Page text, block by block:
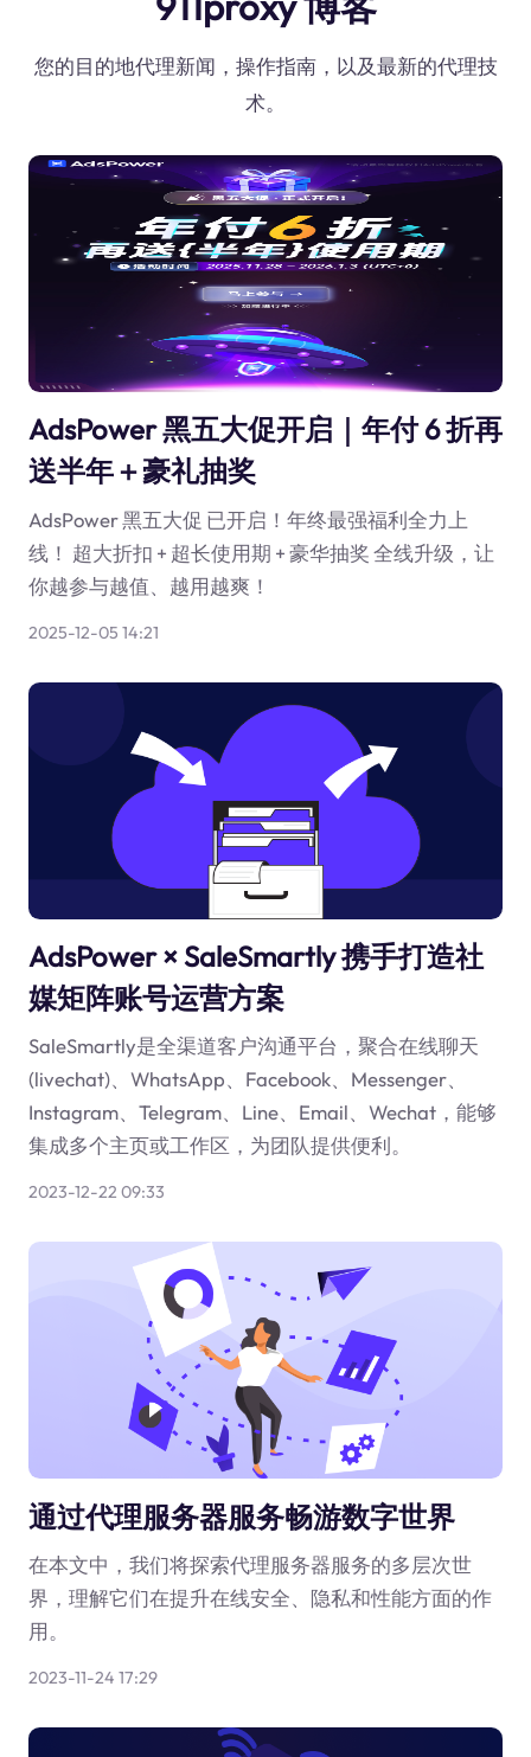
您的目的地代理新闻，操作指南，以及最新的代理技
术。
AdsPower 黑五大促开启｜年付 6 折再
送半年＋豪礼抽奖
AdsPower 黑五大促 已开启！年终最强福利全力上
线！ 超大折扣 + 超长使用期 + 豪华抽奖 全线升级，让
你越参与越值、越用越爽！
2025-12-05 14:21
AdsPower × SaleSmartly 携手打造社
媒矩阵账号运营方案
SaleSmartly是全渠道客户沟通平台，聚合在线聊天
(livechat)、WhatsApp、Facebook、Messenger、
Instagram、Telegram、Line、Email、Wechat，能够
集成多个主页或工作区，为团队提供便利。
2023-12-22 09:33
通过代理服务器服务畅游数字世界
在本文中，我们将探索代理服务器服务的多层次世
界，理解它们在提升在线安全、隐私和性能方面的作
用。
2023-11-24 17:29